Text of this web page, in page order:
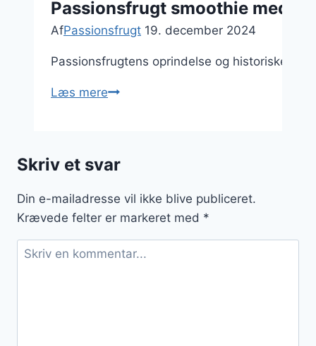
Passionsfrugt smoothie med
AfPassionsfrugt 19. december 2024
Passionsfrugtens oprindelse og historiske
Læs merePassionsfrugt
ingredienser
Skriv et svar
Din e-mailadresse vil ikke blive publiceret.
Krævede felter er markeret med *